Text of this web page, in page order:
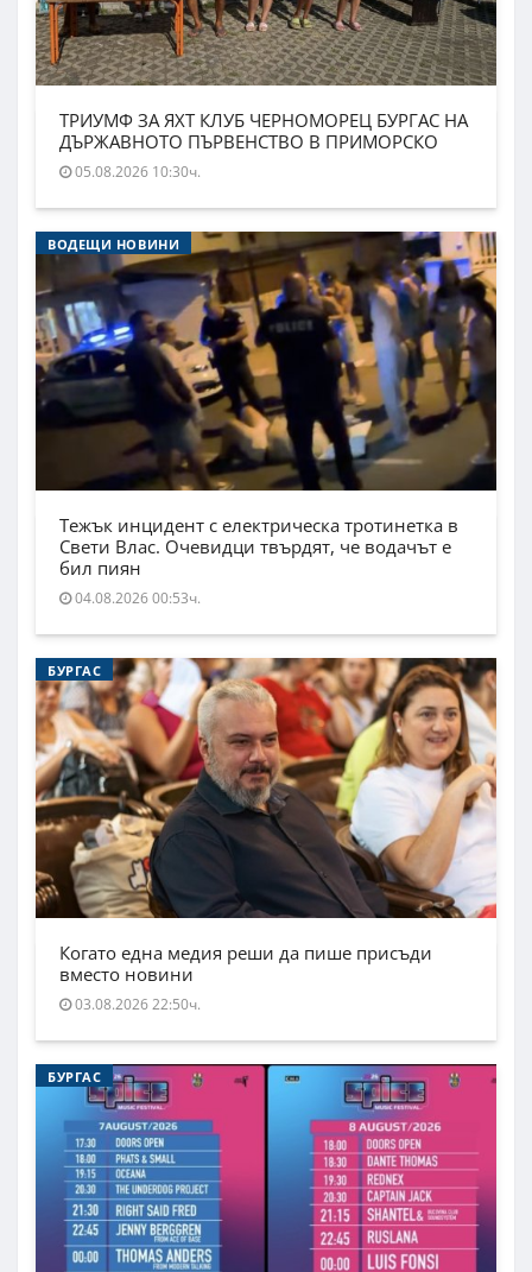
ТРИУМФ ЗА ЯХТ КЛУБ ЧЕРНОМОРЕЦ БУРГАС НА
ДЪРЖАВНОТО ПЪРВЕНСТВО В ПРИМОРСКО
05.08.2026 10:30ч.
ВОДЕЩИ НОВИНИ
Тежък инцидент с електрическа тротинетка в
Свети Влас. Очевидци твърдят, че водачът е
бил пиян
04.08.2026 00:53ч.
БУРГАС
Когато една медия реши да пише присъди
вместо новини
03.08.2026 22:50ч.
БУРГАС